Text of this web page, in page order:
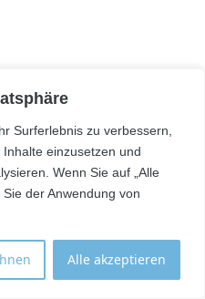
Surferlebnis zu verbessern,
einzusetzen und
Wenn Sie auf „Alle
der Anwendung von
Alle akzeptieren
E-Mail